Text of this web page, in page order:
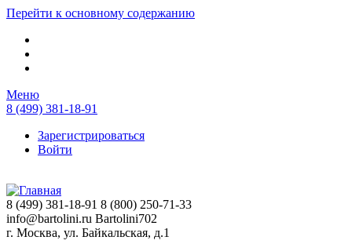
Перейти к основному содержанию
Меню
8 (499) 381-18-91
Зарегистрироваться
Войти
8 (499) 381-18-91 8 (800) 250-71-33
info@bartolini.ru Bartolini702
г. Москва, ул. Байкальская, д.1